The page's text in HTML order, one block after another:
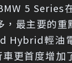
5 Series
，最主要的重
Hybrid輕油
更首度增加